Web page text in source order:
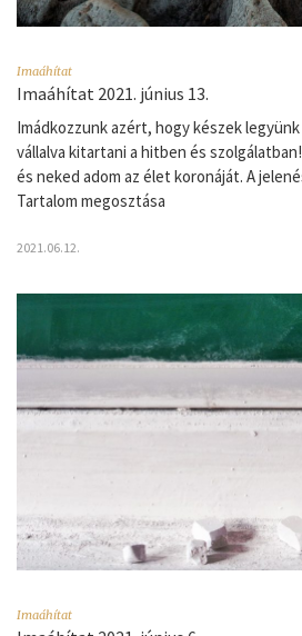
Imaáhítat
Imaáhítat 2021. június 13.
Imádkozzunk azért, hogy készek
vállalva kitartani a hitben és
és neked adom az élet koronáját. A
Tartalom megosztása
2021.06.12.
Imaáhítat